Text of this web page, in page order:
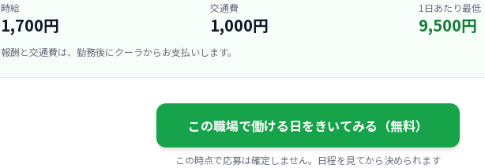
時給
1,700円
交通費
1,000円
1日あたり最低
9,500円
報酬と交通費は、勤務後にクーラからお支払いします。
この職場で働ける日をきいてみる（無料）
この時点で応募は確定しません。日程を見てから決められます